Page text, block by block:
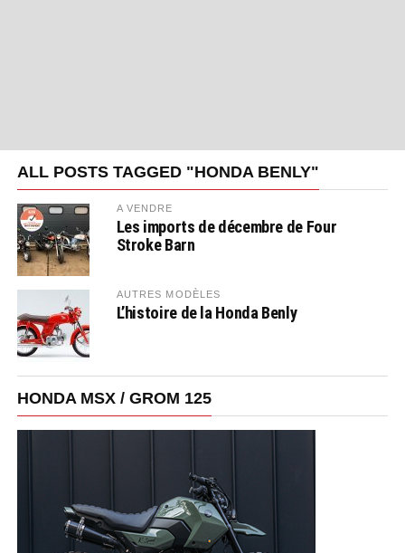
ALL POSTS TAGGED "HONDA BENLY"
A VENDRE
Les imports de décembre de Four
Stroke Barn
AUTRES MODÈLES
L’histoire de la Honda Benly
HONDA MSX / GROM 125